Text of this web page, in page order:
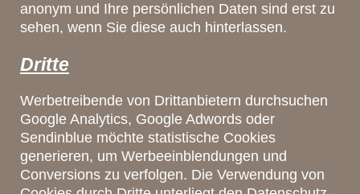
anonym und Ihre persönlichen Daten sind erst zu
sehen, wenn Sie diese auch hinterlassen.
Dritte
Werbetreibende von Drittanbietern durchsuchen
Google Analytics, Google Adwords oder
Sendinblue möchte statistische Cookies
generieren, um Werbeeinblendungen und
Conversions zu verfolgen. Die Verwendung von